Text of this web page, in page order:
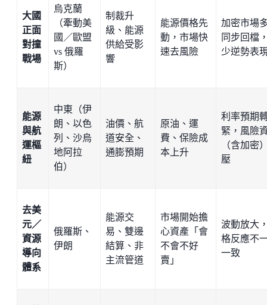
大國
正面
對撞
戰場
烏克蘭
（牽動美
國／歐盟
vs 俄羅
斯）
制裁升
級、能源
供給受影
響
能源價格先
動，市場快
速去風險
加密市場
同步回檔
少逆勢表
能源
與航
運樞
紐
中東（伊
朗、以色
列、沙烏
地阿拉
伯）
油價、航
道安全、
通膨預期
原油、運
費、保險成
本上升
利率預期
緊，風險
（含加密
壓
去美
元／
資源
導向
體系
俄羅斯、
伊朗
能源交
易、雙邊
結算、非
主流管道
市場開始擔
心資產「會
不會不好
賣」
波動放大
格反應不
一致